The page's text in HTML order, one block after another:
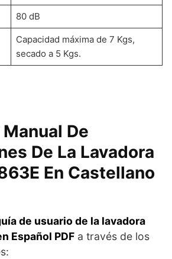
80 dB
Capacidad máxima de 7 Kgs,
secado a 5 Kgs.
De
De La Lavadora
En Castellano
de usuario de la lavadora
Español PDF a través de los